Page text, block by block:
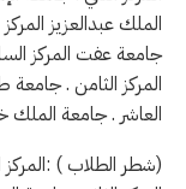
الملك عبدالعزيز
جامعة عفت المركز
المركز الثامن . جامعة
العاشر . جامعة الملك
(شطر الطلاب ) :